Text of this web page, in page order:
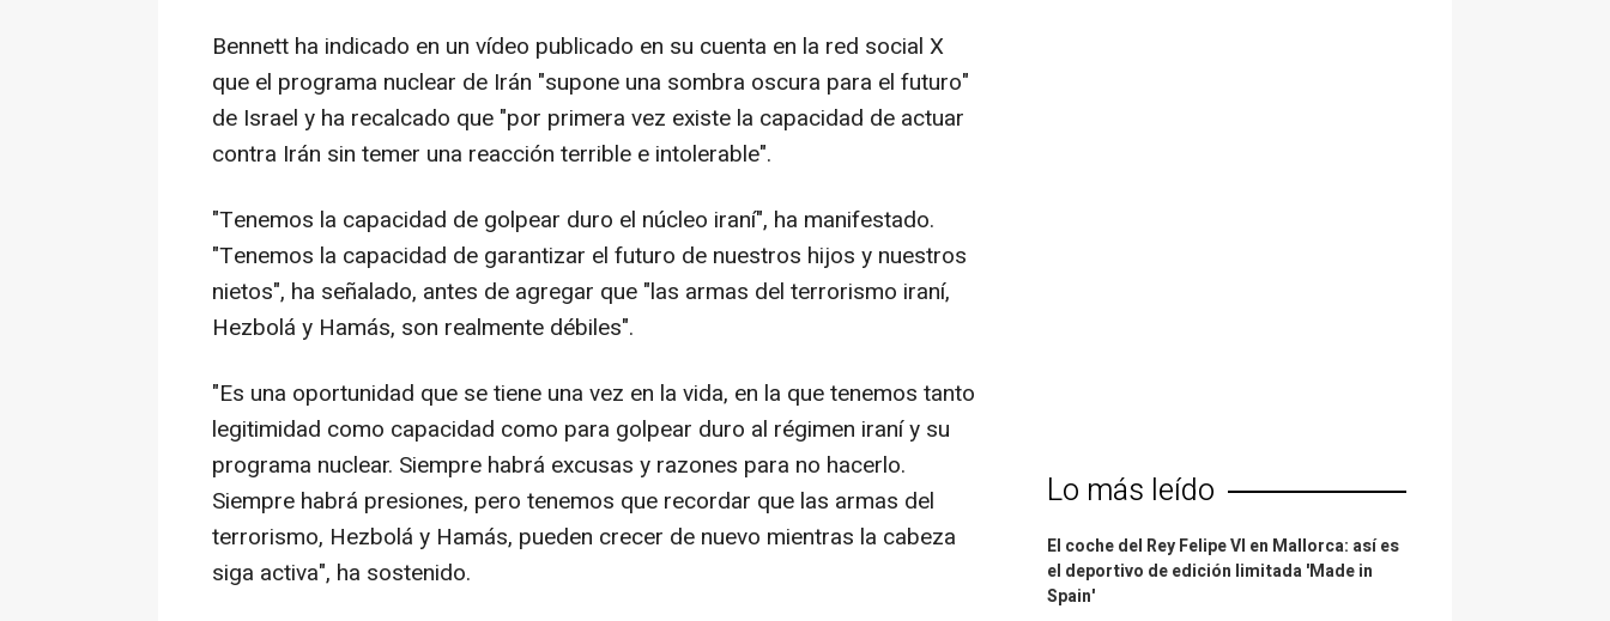
Bennett ha indicado en un vídeo publicado en su cuenta en la red social X
que el programa nuclear de Irán "supone una sombra oscura para el futuro"
de Israel y ha recalcado que "por primera vez existe la capacidad de actuar
contra Irán sin temer una reacción terrible e intolerable".
"Tenemos la capacidad de golpear duro el núcleo iraní", ha manifestado.
"Tenemos la capacidad de garantizar el futuro de nuestros hijos y nuestros
nietos", ha señalado, antes de agregar que "las armas del terrorismo iraní,
Hezbolá y Hamás, son realmente débiles".
"Es una oportunidad que se tiene una vez en la vida, en la que tenemos tanto
legitimidad como capacidad como para golpear duro al régimen iraní y su
programa nuclear. Siempre habrá excusas y razones para no hacerlo.
Siempre habrá presiones, pero tenemos que recordar que las armas del
terrorismo, Hezbolá y Hamás, pueden crecer de nuevo mientras la cabeza
siga activa", ha sostenido.
Lo más leído
El coche del Rey Felipe VI en Mallorca: así es
el deportivo de edición limitada 'Made in
Spain'